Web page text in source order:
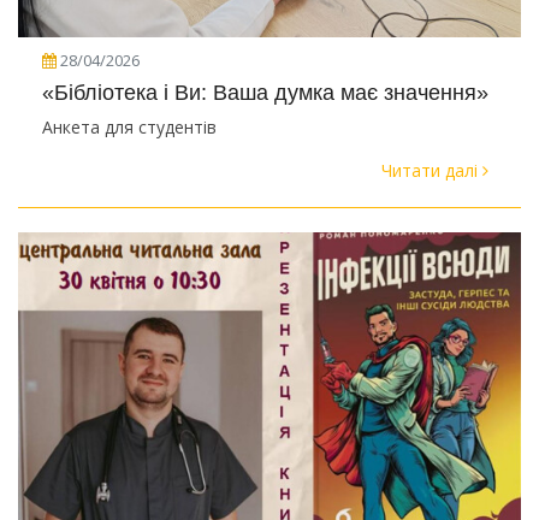
28/04/2026
«Бібліотека і Ви: Ваша думка має значення»
Анкета для студентів
Читати далі